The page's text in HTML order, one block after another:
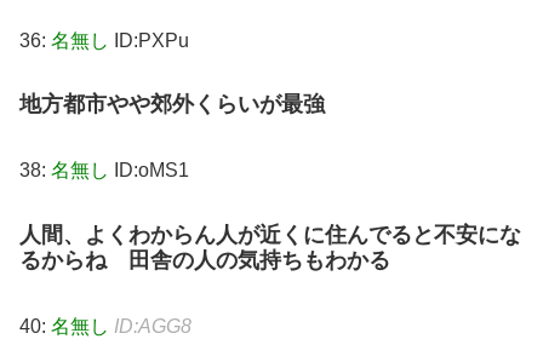
36: 名無し ID:PXPu
地方都市やや郊外くらいが最強
38: 名無し ID:oMS1
人間、よくわからん人が近くに住んでると不安にな
るからね 田舎の人の気持ちもわかる
40: 名無し ID:AGG8